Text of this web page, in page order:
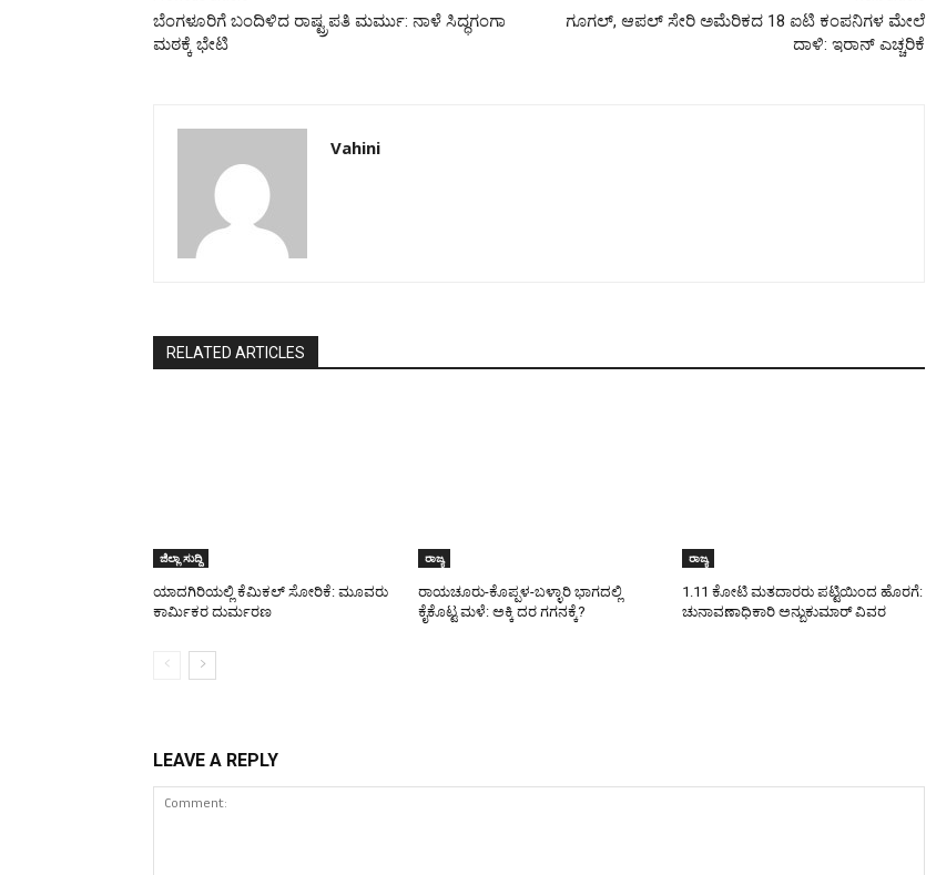
ಬೆಂಗಳೂರಿಗೆ ಬಂದಿಳಿದ ರಾಷ್ಟ್ರಪತಿ ಮರ್ಮು: ನಾಳೆ ಸಿದ್ಧಗಂಗಾ
ಮಠಕ್ಕೆ ಭೇಟಿ
ಗೂಗಲ್, ಆಪಲ್ ಸೇರಿ ಅಮೆರಿಕದ 18 ಐಟಿ ಕಂಪನಿಗಳ ಮೇಲೆ
ದಾಳಿ: ಇರಾನ್ ಎಚ್ಚರಿಕೆ
Vahini
RELATED ARTICLES
ಜಿಲ್ಲಾ ಸುದ್ದಿ
ಯಾದಗಿರಿಯಲ್ಲಿ ಕೆಮಿಕಲ್ ಸೋರಿಕೆ: ಮೂವರು
ಕಾರ್ಮಿಕರ ದುರ್ಮರಣ
ರಾಜ್ಯ
ರಾಯಚೂರು-ಕೊಪ್ಪಳ-ಬಳ್ಳಾರಿ ಭಾಗದಲ್ಲಿ
ಕೈಕೊಟ್ಟ ಮಳೆ: ಅಕ್ಕಿ ದರ ಗಗನಕ್ಕೆ?
ರಾಜ್ಯ
1.11 ಕೋಟಿ ಮತದಾರರು ಪಟ್ಟಿಯಿಂದ ಹೊರಗೆ:
ಚುನಾವಣಾಧಿಕಾರಿ ಅನ್ಬುಕುಮಾರ್ ವಿವರ
LEAVE A REPLY